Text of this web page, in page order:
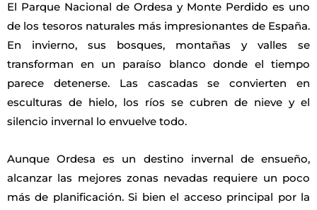
El Parque Nacional de Ordesa y Monte Perdido es uno
de los tesoros naturales más impresionantes de España.
En invierno, sus bosques, montañas y valles se
transforman en un paraíso blanco donde el tiempo
parece detenerse. Las cascadas se convierten en
esculturas de hielo, los ríos se cubren de nieve y el
silencio invernal lo envuelve todo.
Aunque Ordesa es un destino invernal de ensueño,
alcanzar las mejores zonas nevadas requiere un poco
más de planificación. Si bien el acceso principal por la